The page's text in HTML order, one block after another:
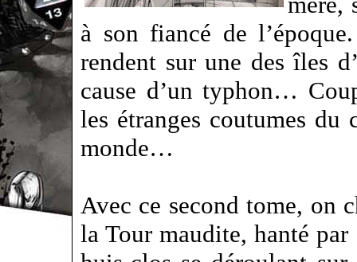
à son fiancé de
rendent sur une des îles
cause d’un typhon…
les étranges coutumes
monde…
Avec ce second tome, on
la Tour maudite, hanté